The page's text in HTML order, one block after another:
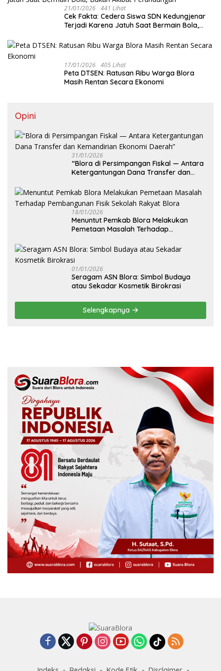
21/01/2026 441 Lihat
Cek Fakta: Cedera Siswa SDN Kedungjenar
Terjadi Karena Jatuh Saat Bermain Bola,
17/01/2026 405 Lihat
‎Peta DTSEN: Ratusan Ribu Warga Blora
Masih Rentan Secara Ekonomi
Opini
31/01/2026
‎“Blora di Persimpangan Fiskal — Antara
Ketergantungan Dana Transfer dan
18/01/2026
‎Menuntut Pemkab Blora Melakukan
Pemetaan Masalah Terhadap
Blora
01/01/2026
‎Seragam ASN Blora: Simbol Budaya
atau Sekadar Kosmetik Birokrasi
Selengkapnya